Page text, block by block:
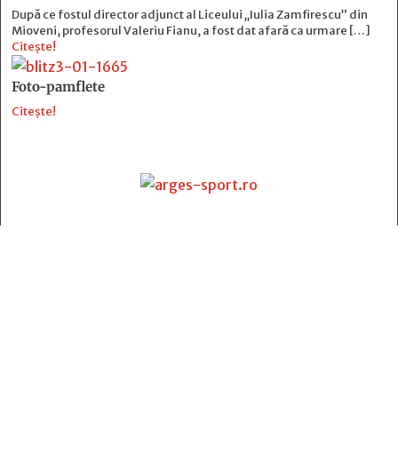
După ce fostul director adjunct al Liceului „Iulia Zamfirescu” din
Mioveni, profesorul Valeriu Fianu, a fost dat afară ca urmare […]
Citește!
Foto-pamflete
Citește!